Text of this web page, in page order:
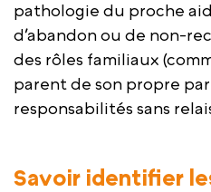
pathologie du proche
d’abandon ou de non-
des rôles familiaux
parent de son propre
responsabilités sans
Savoir identifier